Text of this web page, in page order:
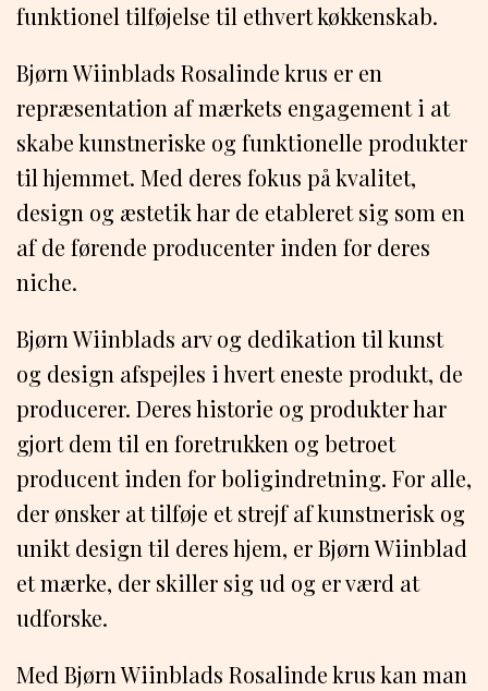
funktionel tilføjelse til ethvert køkkenskab.
Bjørn Wiinblads Rosalinde krus er en
repræsentation af mærkets engagement i at
skabe kunstneriske og funktionelle produkter
til hjemmet. Med deres fokus på kvalitet,
design og æstetik har de etableret sig som en
af de førende producenter inden for deres
niche.
Bjørn Wiinblads arv og dedikation til kunst
og design afspejles i hvert eneste produkt, de
producerer. Deres historie og produkter har
gjort dem til en foretrukken og betroet
producent inden for boligindretning. For alle,
der ønsker at tilføje et strejf af kunstnerisk og
unikt design til deres hjem, er Bjørn Wiinblad
et mærke, der skiller sig ud og er værd at
udforske.
Med Bjørn Wiinblads Rosalinde krus kan man